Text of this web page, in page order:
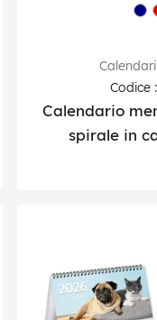
Codice
Calendario
spirale in